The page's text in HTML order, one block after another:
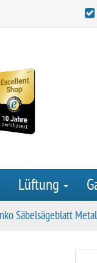
Lüftung
Säbelsägeblatt